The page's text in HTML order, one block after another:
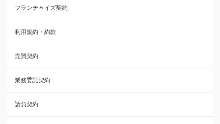
利用規約・約款
覚書・合意書・同意書
承諾書
雇用契約
その他契約・書面
フランチャイズ契約
利用規約・約款
売買契約
業務委託契約
請負契約